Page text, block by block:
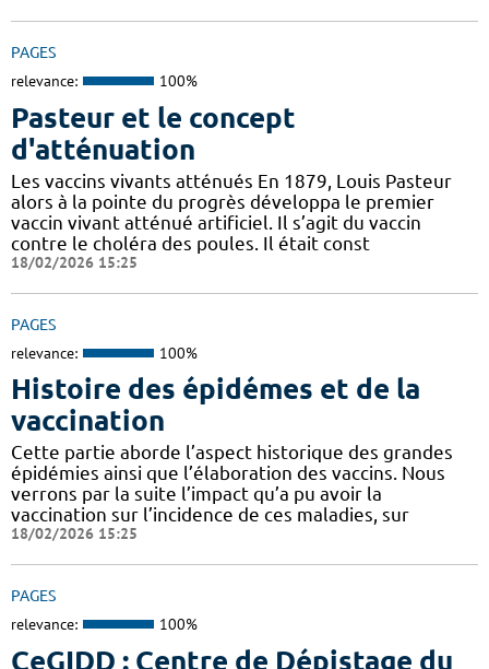
PAGES
relevance: 100%
Pasteur et le concept
d'atténuation
Les vaccins vivants atténués En 1879, Louis Pasteur
alors à la pointe du progrès développa le premier
vaccin vivant atténué artificiel. Il s’agit du vaccin
contre le choléra des poules. Il était const
18/02/2026 15:25
PAGES
relevance: 100%
Histoire des épidémes et de la
vaccination
Cette partie aborde l’aspect historique des grandes
épidémies ainsi que l’élaboration des vaccins. Nous
verrons par la suite l’impact qu’a pu avoir la
vaccination sur l’incidence de ces maladies, sur
18/02/2026 15:25
PAGES
relevance: 100%
CeGIDD : Centre de Dépistage du